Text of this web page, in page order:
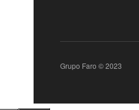
Grupo Faro © 2023